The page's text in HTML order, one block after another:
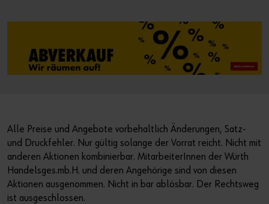
Alle Preise und Angebote vorbehaltlich Änderungen, Satz-
und Druckfehler. Nur gültig solange der Vorrat reicht. Nicht mit
anderen Aktionen kombinierbar. MitarbeiterInnen der Würth
Handelsges.mb.H. und deren Angehörige sind von diesen
Aktionen ausgenommen. Nicht in bar ablösbar. Der Rechtsweg
ist ausgeschlossen.